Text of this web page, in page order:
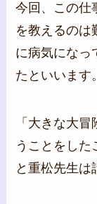
今回、この仕
を教えるのは
に病気になっ
たといいます。
「大きな大
うことをした
と重松先生は